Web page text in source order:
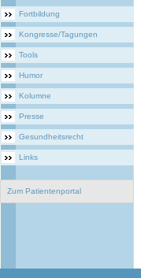
Fortbildung
Kongresse/Tagungen
Tools
Humor
Kolumne
Presse
Gesundheitsrecht
Links
Zum Patientenportal